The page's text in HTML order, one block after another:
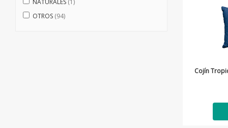
NATURALES (1)
OTROS (94)
Cojín